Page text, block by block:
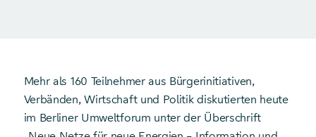
Mehr als 160 Teilnehmer aus Bürgerinitiativen,
Verbänden, Wirtschaft und Politik diskutierten heute
im Berliner Umweltforum unter der Überschrift